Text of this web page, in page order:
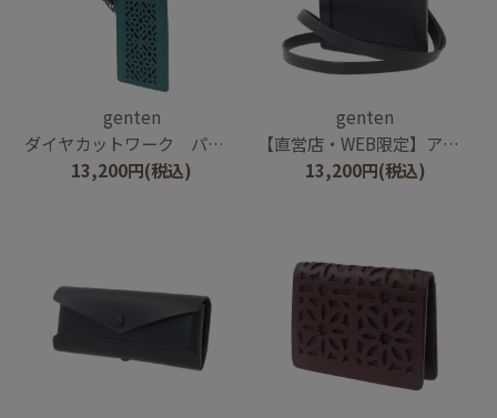
genten
ダイヤカットワーク パスケース
13,200円(税込)
genten
【直営店・WEB限定】アマーノ IDケース
13,200円(税込)